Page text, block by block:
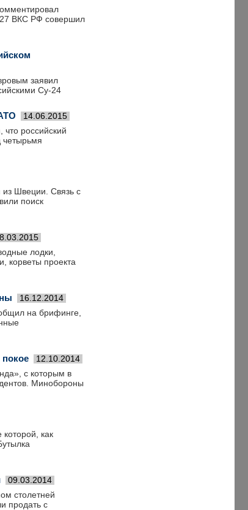
27 ВКС РФ совершил
заявил
Су-24
14.06.2015
российский
четырьмя
Швеции. Связь с
поиск
лодки,
корветы проекта
16.12.2014
на брифинге,
12.10.2014
с которым в
Минобороны
как
09.03.2014
столетней
продать с